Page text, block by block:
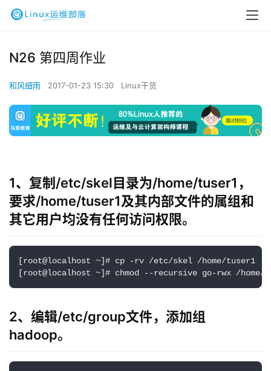
N26 第四周作业
和风细雨 2017-01-23 15:30 Linux干货
1、复制/etc/skel目录为/home/tuser1，
要求/home/tuser1及其内部文件的属组和
其它用户均没有任何访问权限。
[root@localhost ~]# cp -rv /etc/skel /home/tuser1
[root@localhost ~]# chmod --recursive go-rwx /home/
2、编辑/etc/group文件，添加组
hadoop。